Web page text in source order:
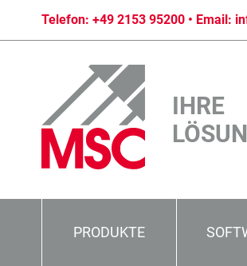
Telefon: +49 2153 95200 • Email:
IHRE
PRODUKTE